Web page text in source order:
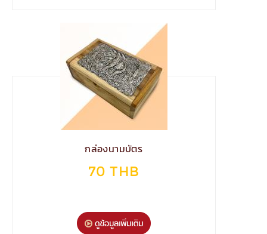
กล่องนามบัตร
70 THB